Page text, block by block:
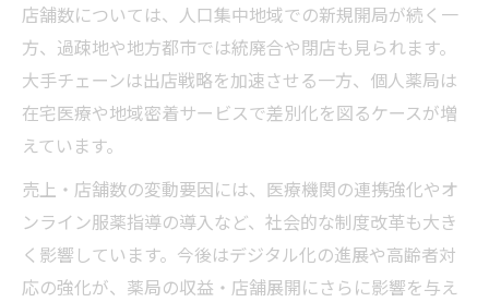
店舗数と売上から考察する薬局市場
薬局の店舗数と売上動向を徹底比較
調剤薬局店舗数全国データの活用術
薬局業界の成長率と市場拡大の要素
店舗数ランキングで見る業界勢力図
店舗数については、人口集中地域での新規開局が続く一
方、過疎地や地方都市では統廃合や閉店も見られます。
大手チェーンは出店戦略を加速させる一方、個人薬局は
在宅医療や地域密着サービスで差別化を図るケースが増
えています。
売上・店舗数の変動要因には、医療機関の連携強化やオ
ンライン服薬指導の導入など、社会的な制度改革も大き
く影響しています。今後はデジタル化の進展や高齢者対
応の強化が、薬局の収益・店舗展開にさらに影響を与え